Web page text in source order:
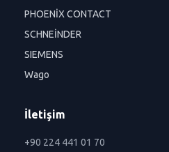
PHOENİX CONTACT
SCHNEİNDER
SIEMENS
Wago
İletişim
+90 224 441 01 70